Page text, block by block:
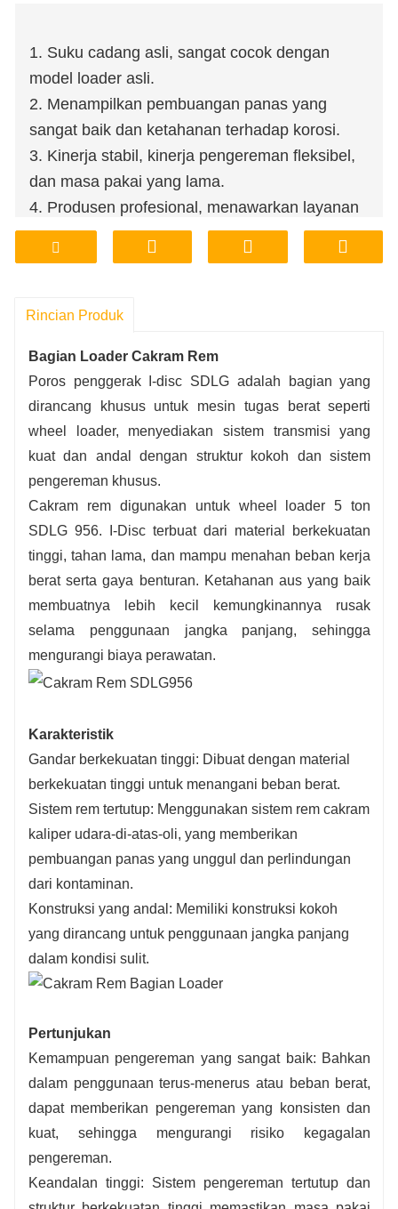
1. Suku cadang asli, sangat cocok dengan
model loader asli.
2. Menampilkan pembuangan panas yang
sangat baik dan ketahanan terhadap korosi.
3. Kinerja stabil, kinerja pengereman fleksibel,
dan masa pakai yang lama.
4. Produsen profesional, menawarkan layanan
penyesuaian.
5. Harga kompetitif dengan pemeriksaan
6. Persediaan cukup, pengiriman cepat, dan
Rincian Produk
Bagian Loader Cakram Rem
Poros penggerak I-disc SDLG adalah bagian yang
dirancang khusus untuk mesin tugas berat seperti
wheel loader, menyediakan sistem transmisi yang
kuat dan andal dengan struktur kokoh dan sistem
pengereman khusus.
Cakram rem digunakan untuk wheel loader 5 ton
SDLG 956. I-Disc terbuat dari material berkekuatan
tinggi, tahan lama, dan mampu menahan beban kerja
berat serta gaya benturan. Ketahanan aus yang baik
membuatnya lebih kecil kemungkinannya rusak
selama penggunaan jangka panjang, sehingga
mengurangi biaya perawatan.
Karakteristik
Gandar berkekuatan tinggi: Dibuat dengan material
berkekuatan tinggi untuk menangani beban berat.
Sistem rem tertutup: Menggunakan sistem rem cakram
kaliper udara-di-atas-oli, yang memberikan
pembuangan panas yang unggul dan perlindungan
dari kontaminan.
Konstruksi yang andal: Memiliki konstruksi kokoh
yang dirancang untuk penggunaan jangka panjang
dalam kondisi sulit.
Pertunjukan
Kemampuan pengereman yang sangat baik: Bahkan
dalam penggunaan terus-menerus atau beban berat,
dapat memberikan pengereman yang konsisten dan
kuat, sehingga mengurangi risiko kegagalan
pengereman.
Keandalan tinggi: Sistem pengereman tertutup dan